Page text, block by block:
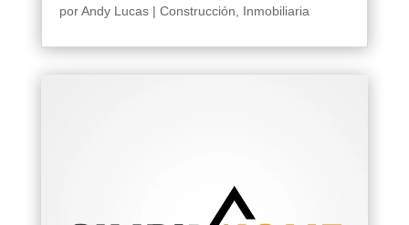
porAndy Lucas| Construcción Inmobiliaria